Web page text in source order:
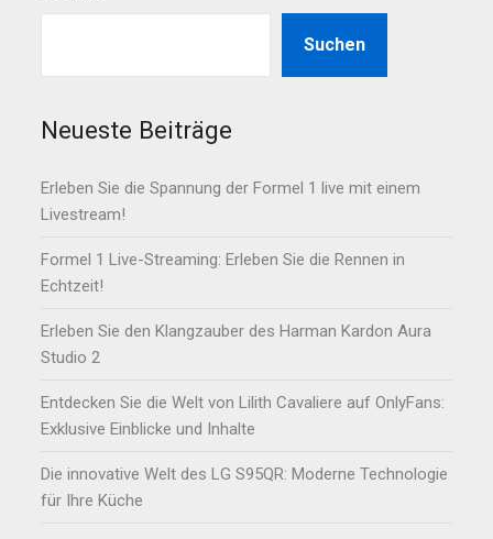
Suchen
Neueste Beiträge
Erleben Sie die Spannung der Formel 1 live mit einem
Livestream!
Formel 1 Live-Streaming: Erleben Sie die Rennen in
Echtzeit!
Erleben Sie den Klangzauber des Harman Kardon Aura
Studio 2
Entdecken Sie die Welt von Lilith Cavaliere auf OnlyFans:
Exklusive Einblicke und Inhalte
Die innovative Welt des LG S95QR: Moderne Technologie
für Ihre Küche